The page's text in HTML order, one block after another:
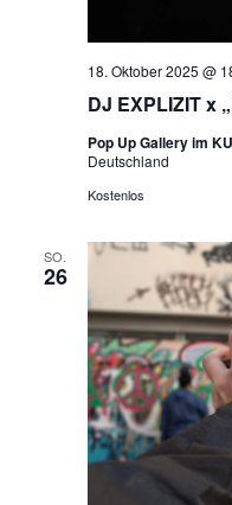
DJ EXPLIZIT x
18. Oktober 2025 @
Pop Up Gallery im
Deutschland
Kostenlos
SO.
26